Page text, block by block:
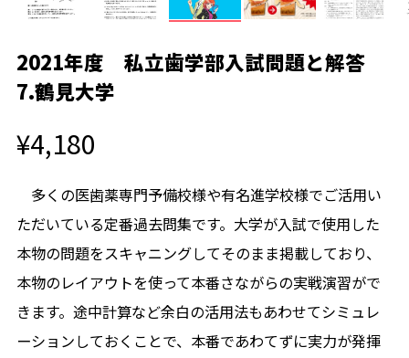
2021年度 私立歯学部入試問題と解答
7.鶴見大学
¥4,180
多くの医歯薬専門予備校様や有名進学校様でご活用い
ただいている定番過去問集です。大学が入試で使用した
本物の問題をスキャニングしてそのまま掲載しており、
本物のレイアウトを使って本番さながらの実戦演習がで
きます。途中計算など余白の活用法もあわせてシミュレ
ーションしておくことで、本番であわてずに実力が発揮